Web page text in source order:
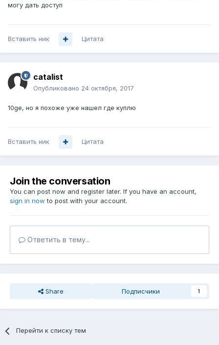
могу дать доступ
Вставить ник Цитата
catalist
Опубликовано 24 октября, 2017
10ge, но я похоже уже нашел где куплю
Вставить ник Цитата
Join the conversation
You can post now and register later. If you have an account,
sign in now to post with your account.
Ответить в тему...
Share Подписчики 1
Перейти к списку тем